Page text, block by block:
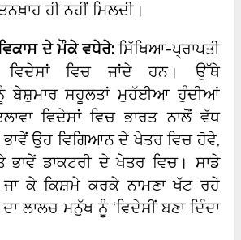
ਹੀ ਨਹੀਂ ਮਿਲਦੀ।
ਦੇ ਮੌਕੇ ਵਧੇਰੇ:ਸਿੱਖਿਆ-ਪ੍ਰਾਪਤੀ
ਵਿਚ ਜਾਂਦੇ ਹਨ। ਉੱਥੇ
ਬੇਸ਼ੁਮਾਰ ਸਹੂਲਤਾਂ ਮੁਹੱਈਆ ਹੁੰਦੀਆਂ
ਵਿਦੇਸਾਂ ਵਿਚ ਭਾਰਤ ਨਾਲੋਂ ਵੱਧ
ਭਾਵੇਂ ਉਹ ਵਿਗਿਆਨ ਦੇ ਖੇਤਰ ਵਿਚ ਹੋਵੇ,
ਭਾਵੇਂ ਡਾਕਟਰੀ ਦੇ ਖੇਤਰ ਵਿਚ। ਸਾਡੇ
ਕੇ ਕਿਸ਼ਮੇ ਕਰਕੇ ਨਾਮਣਾ ਖੱਟ ਰਹੇ
ਲਾਲਚ ਮਨੁੱਖ ਨੂੰ ‘ਵਿਦੇਸੀਂ ਬਣਾ ਦਿੰਦਾ